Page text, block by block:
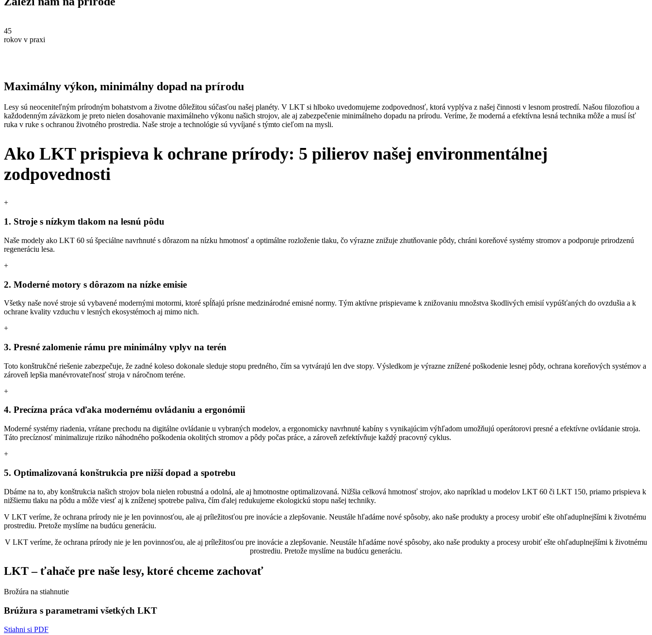
45
rokov v praxi
Maximálny výkon, minimálny dopad na prírodu
Lesy sú neoceniteľným prírodným bohatstvom a životne dôležitou súčasťou našej planéty. V LKT si hlboko uvedomujeme zodpovednosť, ktorá vyplýva z našej činnosti v lesnom prostredí. Našou filozofiou a
každodenným záväzkom je preto nielen dosahovanie maximálneho výkonu našich strojov, ale aj zabezpečenie minimálneho dopadu na prírodu. Veríme, že moderná a efektívna lesná technika môže a musí ísť
ruka v ruke s ochranou životného prostredia. Naše stroje a technológie sú vyvíjané s týmto cieľom na mysli.
Ako LKT prispieva k ochrane prírody: 5 pilierov našej environmentálnej
zodpovednosti
+
1. Stroje s nízkym tlakom na lesnú pôdu
Naše modely ako LKT 60 sú špeciálne navrhnuté s dôrazom na nízku hmotnosť a optimálne rozloženie tlaku, čo výrazne znižuje zhutňovanie pôdy, chráni koreňové systémy stromov a podporuje prirodzenú
regeneráciu lesa.
+
2. Moderné motory s dôrazom na nízke emisie
Všetky naše nové stroje sú vybavené modernými motormi, ktoré spĺňajú prísne medzinárodné emisné normy. Tým aktívne prispievame k znižovaniu množstva škodlivých emisií vypúšťaných do ovzdušia a k
ochrane kvality vzduchu v lesných ekosystémoch aj mimo nich.
+
3. Presné zalomenie rámu pre minimálny vplyv na terén
Toto konštrukčné riešenie zabezpečuje, že zadné koleso dokonale sleduje stopu predného, čím sa vytvárajú len dve stopy. Výsledkom je výrazne znížené poškodenie lesnej pôdy, ochrana koreňových systémov a
zároveň lepšia manévrovateľnosť stroja v náročnom teréne.
+
4. Precízna práca vďaka modernému ovládaniu a ergonómii
Moderné systémy riadenia, vrátane prechodu na digitálne ovládanie u vybraných modelov, a ergonomicky navrhnuté kabíny s vynikajúcim výhľadom umožňujú operátorovi presné a efektívne ovládanie stroja.
Táto precíznosť minimalizuje riziko náhodného poškodenia okolitých stromov a pôdy počas práce, a zároveň zefektívňuje každý pracovný cyklus.
+
5. Optimalizovaná konštrukcia pre nižší dopad a spotrebu
Dbáme na to, aby konštrukcia našich strojov bola nielen robustná a odolná, ale aj hmotnostne optimalizovaná. Nižšia celková hmotnosť strojov, ako napríklad u modelov LKT 60 či LKT 150, priamo prispieva k
nižšiemu tlaku na pôdu a môže viesť aj k zníženej spotrebe paliva, čím ďalej redukujeme ekologickú stopu našej techniky.
V LKT veríme, že ochrana prírody nie je len povinnosťou, ale aj príležitosťou pre inovácie a zlepšovanie. Neustále hľadáme nové spôsoby, ako naše produkty a procesy urobiť ešte ohľaduplnejšími k životnému
prostrediu. Pretože myslíme na budúcu generáciu.
V LKT veríme, že ochrana prírody nie je len povinnosťou, ale aj príležitosťou pre inovácie a zlepšovanie. Neustále hľadáme nové spôsoby, ako naše produkty a procesy urobiť ešte ohľaduplnejšími k životnému
prostrediu. Pretože myslíme na budúcu generáciu.
LKT – ťahače pre naše lesy, ktoré chceme zachovať
Brožúra na stiahnutie
Brúžura s parametrami všetkých LKT
Stiahni si PDF